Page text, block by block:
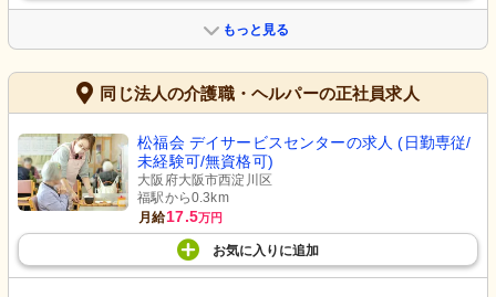
もっと見る
同じ法人の介護職・ヘルパーの正社員求人
松福会 デイサービスセンターの求人 (日勤専従/
未経験可/無資格可)
大阪府大阪市西淀川区
福駅から0.3km
月給17.5万円
お気に入り に追加